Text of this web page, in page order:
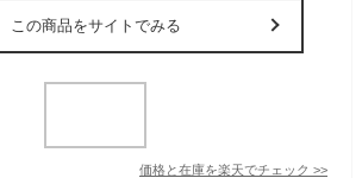
この商品をサイトでみる
価格と在庫を楽天でチェック >>